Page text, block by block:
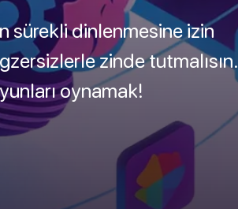
sürekli dinlenmesine izin
zinde tutmalısın.
oynamak!